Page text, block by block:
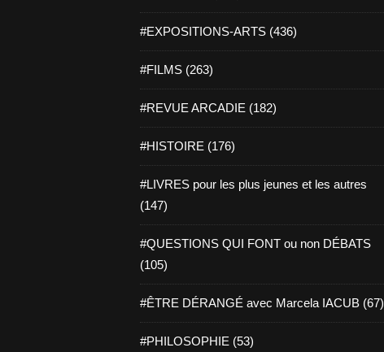
#EXPOSITIONS-ARTS (436)
#FILMS (263)
#REVUE ARCADIE (182)
#HISTOIRE (176)
#LIVRES pour les plus jeunes et les autres
(147)
#QUESTIONS QUI FONT ou non DÉBATS
(105)
#ÊTRE DÉRANGÉ avec Marcela IACUB (67)
#PHILOSOPHIE (53)